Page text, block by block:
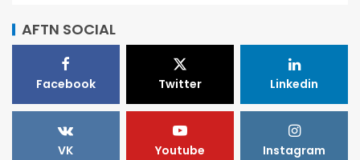
AFTN SOCIAL
Facebook Twitter Linkedin
VK Youtube Instagram